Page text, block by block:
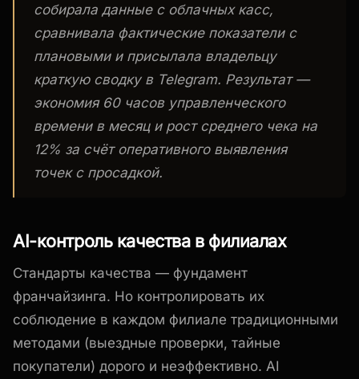
собирала данные с облачных касс,
сравнивала фактические показатели с
плановыми и присылала владельцу
краткую сводку в Telegram. Результат —
экономия 60 часов управленческого
времени в месяц и рост среднего чека на
12% за счёт оперативного выявления
точек с просадкой.
AI-контроль качества в филиалах
Стандарты качества — фундамент
франчайзинга. Но контролировать их
соблюдение в каждом филиале традиционными
методами (выездные проверки, тайные
покупатели) дорого и неэффективно. AI